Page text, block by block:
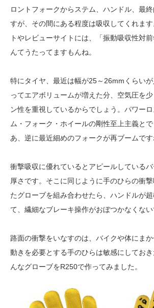
ロントフォークからステム、ハンドル、最
すが、その間にある程度は吸収してくれま
トやレビューサイトには、「振動吸収性対
んてうたってますもんね。
特にタイヤ、最近は幅が25～26mmくらい
ってエアボリュームが増えた分、空気圧を
ン性を重視しているからでしょう。パワー
ム・フォーク・ホイールの剛性至上主義とで
あ、逆に最近細めのフォークが再ブームです
衝撃吸収に優れているとアピールしている
厚さです。そこに同じように手のひらの衝
たグローブを組み合わせたら、ハンドルが
て、繊細なブレーキ操作がおぼつかなくない
路面の衝撃をいなすのは、バイクや体にま
動きを必要とする手のひらは敏感にしてお
んなグローブをR250で作ってみました。